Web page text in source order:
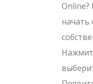
начать